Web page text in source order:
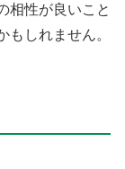
相性が良いこと
しれません。